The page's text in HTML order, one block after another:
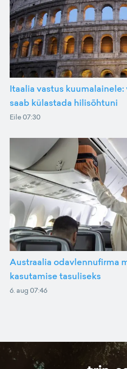
Itaalia vastus
saab külastada hilisõhtuni
Eile 07:30
Austraalia odavlennufirma
kasutamise tasuliseks
6. aug 07:46